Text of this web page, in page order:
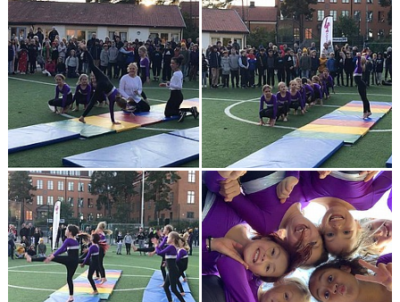
STG-HALLEN
VÄRDEGRUND
FÖRENINGSPRODUKTER
KONTAKT
MÄRKESTAGNING